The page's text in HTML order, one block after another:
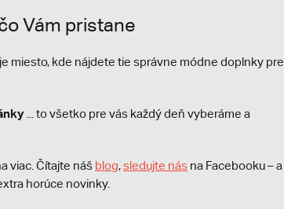
Vám pristane
miesto, kde nájdete tie správne módne doplnky pre
... to všetko pre vás každý deň vyberáme a
viac. Čítajte náš blog,sledujte nás na Facebooku – a
horúce novinky.